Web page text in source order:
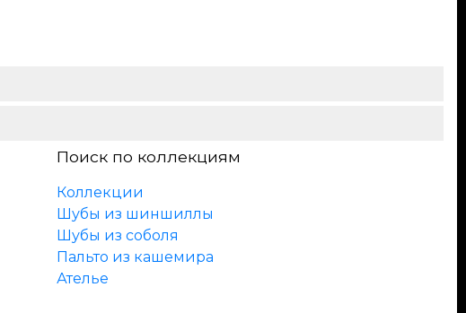
Поиск по коллекциям
Коллекции
Шубы из шиншиллы
Шубы из соболя
Пальто из кашемира
Ателье